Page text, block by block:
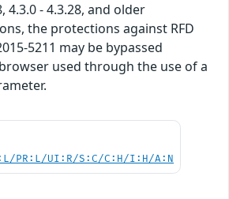
4.3.0 - 4.3.28, and older
the protections against RFD
5211 may be bypassed
used through the use of a
PR:L/UI:R/S:C/C:H/I:H/A:N